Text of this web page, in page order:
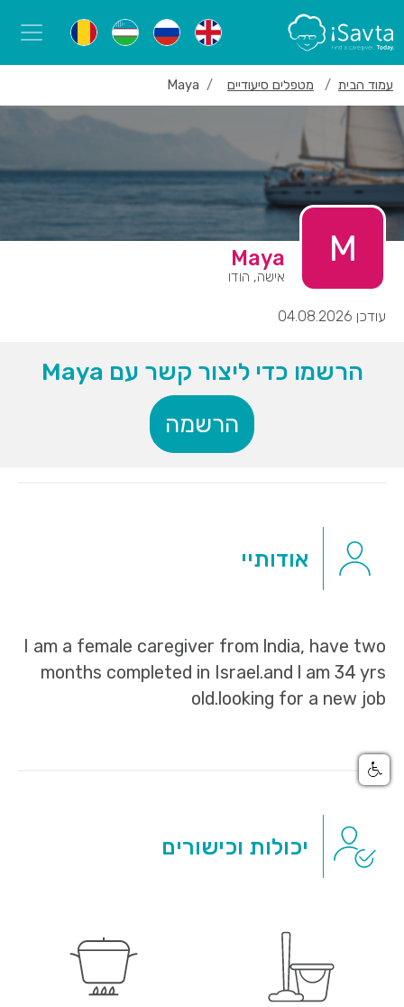
עמוד הבית מטפלים סיעודיים Maya
M
Maya
אישה, הודו
עודכן 04.08.2026
הרשמו כדי ליצור קשר עם Maya
הרשמה
אודותיי
I am a female caregiver from lndia, have two
months completed in Israel.and l am 34 yrs
old.looking for a new job
יכולות וכישורים